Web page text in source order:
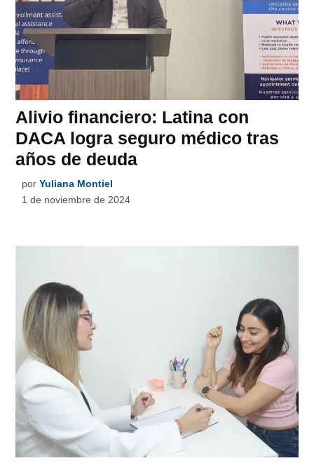
Alivio financiero: Latina con
DACA logra seguro médico tras
años de deuda
por Yuliana Montiel
1 de noviembre de 2024